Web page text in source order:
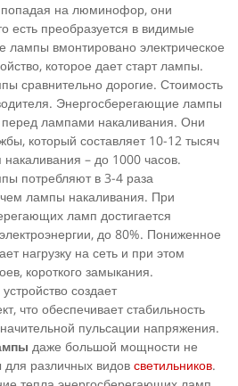
на люминофор, они
есть преобразуется в видимые
лампы вмонтировано электрическое
которое дает старт лампы.
сравнительно дорогие. Стоимость
Энергосберегающие лампы
лампами накаливания. Они
который составляет 10-12 тысяч
– до 1000 часов.
потребляют в 3-4 раза
лампы накаливания. При
ламп достигается
до 80%. Пониженное
нагрузку на сеть и при этом
короткого замыкания.
создает
что обеспечивает стабильность
пульсации напряжения.
даже большой мощности не
для различных видов светильников.